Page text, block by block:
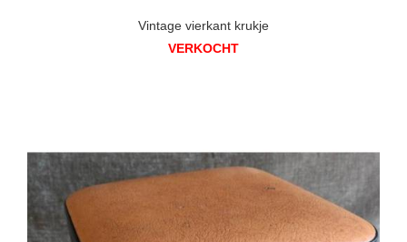
Vintage vierkant krukje
VERKOCHT